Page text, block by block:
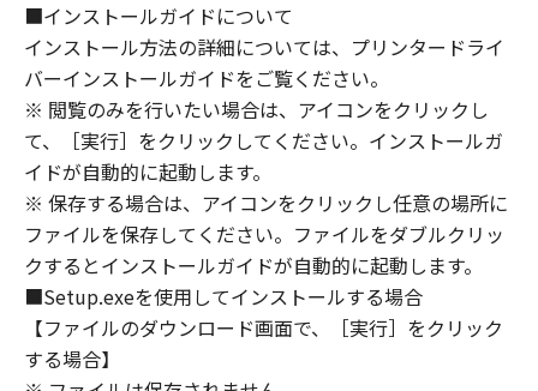
記のボタンをクリックした時点、または「本ソ
フトウェア」をインストールした時点で発効
し、下記(2)または(3)により終了されるまで有
効に存続します。
(2) お客様は、「本ソフトウェア」およびその
複製物のすべてを廃棄および消去することによ
り、本契約書を終了させることができます。
(3) お客様が本契約書のいずれかの条項に違反
した場合、本契約書は直ちに終了します。
(4) お客様は、上記(3)によって本契約書が終了
した場合、速やかに、「本ソフトウェア」およ
びその複製物のすべてを廃棄または消去するも
のとします。
■インストールガイドについて
インストール方法の詳細については、プリンタードライ
バーインストールガイドをご覧ください。
※ 閲覧のみを行いたい場合は、アイコンをクリックし
て、［実行］をクリックしてください。インストールガ
イドが自動的に起動します。
※ 保存する場合は、アイコンをクリックし任意の場所に
ファイルを保存してください。ファイルをダブルクリッ
クするとインストールガイドが自動的に起動します。
■Setup.exeを使用してインストールする場合
【ファイルのダウンロード画面で、［実行］をクリック
する場合】